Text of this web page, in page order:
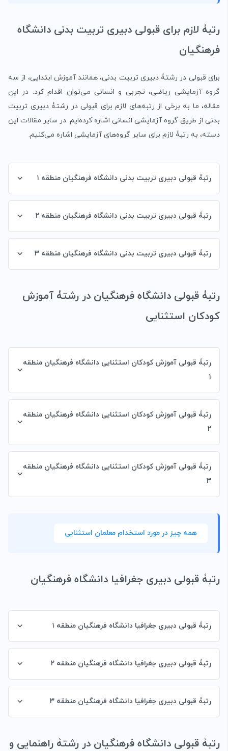
رتبۀ لازم برای قبولی دبیری تربیت بدنی دانشگاه
فرهنگیان
برای قبولی در رشتۀ دبیری تربیت بدنی، همانند آموزش ابتدایی، از سه
گروه آزمایشی ریاضی، تجربی و انسانی می‌توان اقدام کرد. در این
مقاله، ما به برخی از رتبه‌های لازم برای قبولی در رشتۀ دبیری تربیت
بدنی از طریق گروه آزمایشی انسانی اشاره کرده‌ایم. در سایر مقالات این
دسته، به رتبۀ لازم برای سایر گروه‌های آزمایشی اشاره می‌کنیم.
رتبۀ قبولی دبیری تربیت بدنی دانشگاه فرهنگیان منطقه ۱
رتبۀ قبولی دبیری تربیت بدنی دانشگاه فرهنگیان منطقه ۲
رتبۀ قبولی دبیری تربیت بدنی دانشگاه فرهنگیان منطقه ۳
رتبۀ قبولی دانشگاه فرهنگیان در رشتۀ آموزش
کودکان استثنایی
رتبۀ قبولی آموزش کودکان استثنایی دانشگاه فرهنگیان منطقه
۱
رتبۀ قبولی آموزش کودکان استثنایی دانشگاه فرهنگیان منطقه
۲
رتبۀ قبولی آموزش کودکان استثنایی دانشگاه فرهنگیان منطقه
۳
همه چیز در مورد استخدام معلمان استثنایی
رتبۀ قبولی دبیری جغرافیا دانشگاه فرهنگیان
رتبۀ قبولی دبیری جغرافیا دانشگاه فرهنگیان منطقه ۱
رتبۀ قبولی دبیری جغرافیا دانشگاه فرهنگیان منطقه ۲
رتبۀ قبولی دبیری جغرافیا دانشگاه فرهنگیان منطقه ۳
رتبۀ قبولی دانشگاه فرهنگیان در رشتۀ راهنمایی و